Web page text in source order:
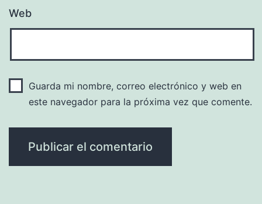
Web
Guarda mi nombre, correo electrónico y web en
este navegador para la próxima vez que comente.